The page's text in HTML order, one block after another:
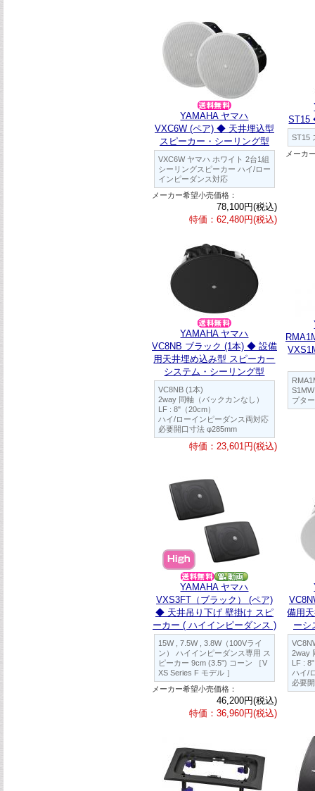
YAMAHA ヤマハ
VXC6W (ペア) ◆ 天井埋込型
スピーカー・シーリング型
VXC6W ヤマハ ホワイト 2台1組
シーリングスピーカー ハイ/ロー
インピーダンス対応
メーカー希望小売価格：
78,100円(税込)
特価：62,480円(税込)
ST15
ST15
メーカ
YAMAHA ヤマハ
VC8NB ブラック (1本) ◆ 設備
用天井埋め込み型 スピーカー
システム・シーリング型
VC8NB (1本)
2way 同軸（バックカンなし）
LF : 8"（20cm）
ハイ/ローインピーダンス両対応
必要開口寸法 φ285mm
特価：23,601円(税込)
プター
YAMAHA ヤマハ
VXS3FT（ブラック） (ペア)
◆ 天井吊り下げ 壁掛け スピ
ーカー ( ハイインピーダンス )
15W , 7.5W , 3.8W（100Vライ
ン） ハイインピーダンス専用 ス
ピーカー 9cm (3.5") コーン ［V
XS Series F モデル ］
メーカー希望小売価格：
46,200円(税込)
特価：36,960円(税込)
備用
ーシ
2way
LF :
ハイ/
必要